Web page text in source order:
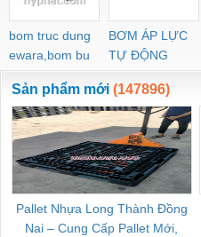
bom truc dung
ewara,bom bu
ewara
BƠM ÁP LỰC
TỰ ĐỘNG
Sản phẩm mới (147896)
Pallet Nhựa Long Thành Đồng
Nai – Cung Cấp Pallet Mới,